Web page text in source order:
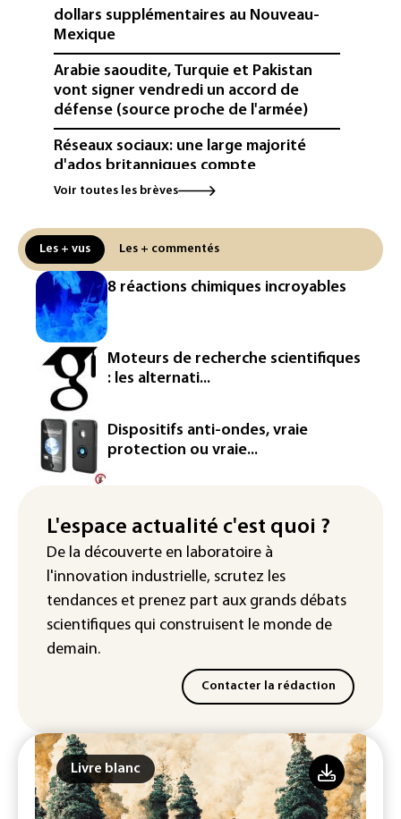
dollars supplémentaires au Nouveau-
Mexique
Arabie saoudite, Turquie et Pakistan
vont signer vendredi un accord de
défense (source proche de l'armée)
Réseaux sociaux: une large majorité
d'ados britanniques compte
contourner le couvre-feu (sondage)
un matériau clé dominé par la Chine
Les Etats-Unis veulent contrôler la
production d'un composant des
semiconducteurs et panneaux solaires
Washington étend le contrôle des
réseaux sociaux des étrangers
demandeurs de visas
Rugby: le Stade français victime d'une
cyberattaque
Enquête ouverte après la fuite des
d'Intermarché
La Slovaquie enregistre un record
absolu de 42,2°C (services
météorologiques)
Voir toutes les brèves
Les + vus Les + commentés
8 réactions chimiques incroyables
Moteurs de recherche scientifiques
: les alternati...
Dispositifs anti-ondes, vraie
protection ou vraie...
L'espace actualité c'est quoi ?
De la découverte en laboratoire à
l'innovation industrielle, scrutez les
tendances et prenez part aux grands débats
scientifiques qui construisent le monde de
demain.
Contacter la rédaction
Livre blanc